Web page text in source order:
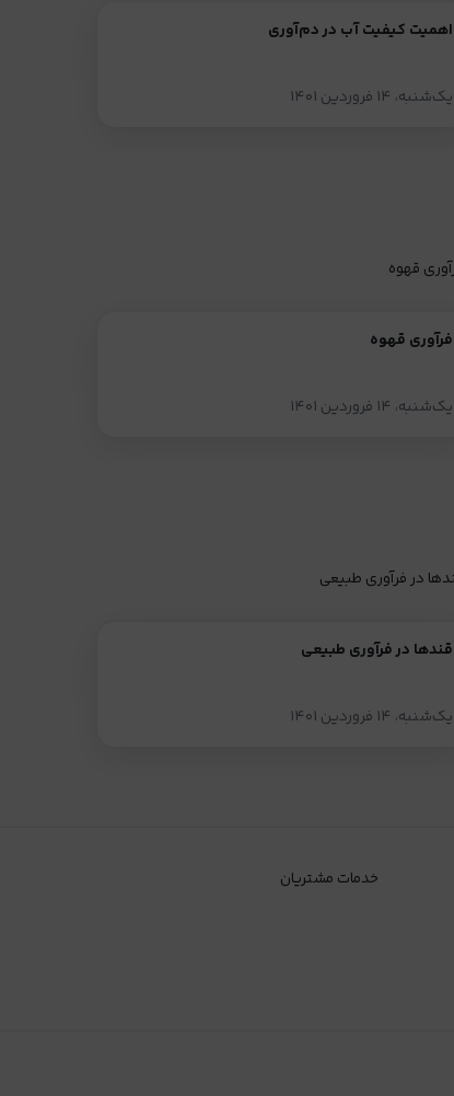
اهمیت کیفیت آب در دم‌آوری
یک‌شنبه، ۱۴ فروردین ۱۴۰۱
فرآوری قهوه
یک‌شنبه، ۱۴ فروردین ۱۴۰۱
قندها در فرآوری طبیعی
یک‌شنبه، ۱۴ فروردین ۱۴۰۱
خدمات مشتریان